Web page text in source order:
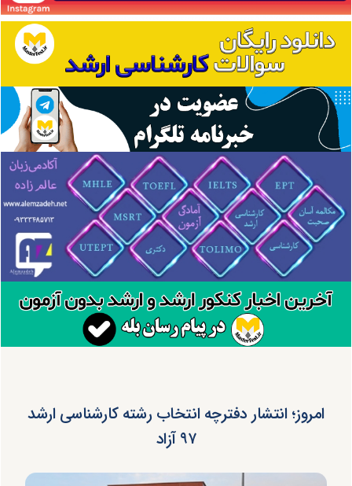
امروز؛ انتشار دفترچه انتخاب رشته کارشناسی ارشد
۹۷ آزاد